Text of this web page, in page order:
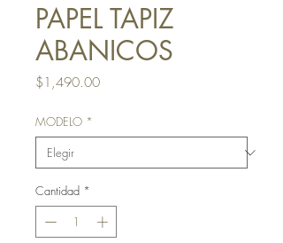
PAPEL TAPIZ
ABANICOS
$1,490.00Precio
MODELO *
Cantidad *